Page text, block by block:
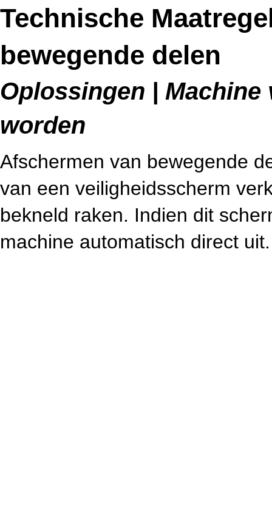
Technische
bewegende delen
Oplossingen |
worden
Afschermen van bewegende
van een veiligheidsscherm
bekneld raken. Indien dit
machine automatisch direct uit.